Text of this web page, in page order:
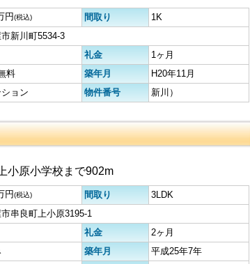
円(税込) 間取り
1K
新川町5534-3
礼金
1ヶ月
料 築年月
H20年11月
ョン 物件番号 新川）
小原小学校まで902m
円(税込) 間取り
3LDK
串良町上小原3195-1
礼金
2ヶ月
築年月
平成25年7年